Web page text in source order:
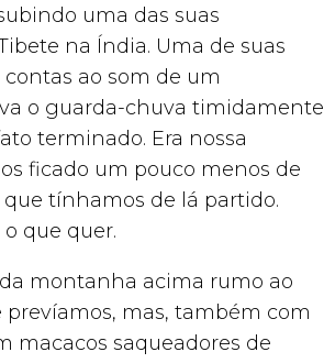
uma das suas
na Índia. Uma de suas
ao som de um
o guarda-chuva timidamente
terminado. Era nossa
ficado um pouco menos de
tínhamos de lá partido.
que quer.
montanha acima rumo ao
mas, também com
macacos saqueadores de